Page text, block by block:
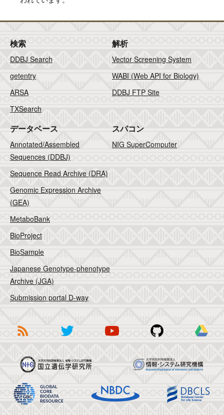
検索
DDBJ Search
getentry
ARSA
TXSearch
解析
Vector Screening System
WABI (Web API for Biology)
DDBJ FTP Site
データベース
Annotated/Assembled
Sequences (DDBJ)
Sequence Read Archive (DRA)
Genomic Expression Archive
(GEA)
MetaboBank
BioProject
BioSample
Japanese Genotype-phenotype
Archive (JGA)
Submission portal D-way
スパコン
NIG SuperComputer